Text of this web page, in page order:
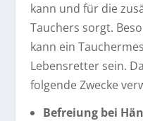
kann und für die
Tauchers sorgt.
kann ein
Lebensretter sein.
folgende Zwecke
Befreiung bei